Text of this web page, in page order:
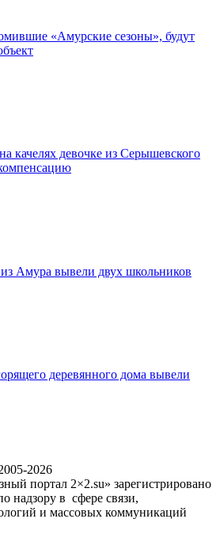
«Амурские сезоны», будут
качелях девочке из Серышевского
Амура вывели двух школьников
деревянного дома вывели
2026
портал 2×2.su» зарегистрировано
надзору в сфере связи,
и массовых коммуникаций